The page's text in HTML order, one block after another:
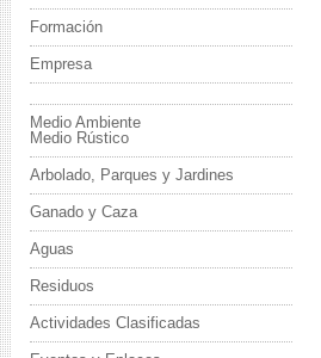
Formación
Empresa
Medio Ambiente
Medio Rústico
Arbolado, Parques y Jardines
Ganado y Caza
Aguas
Residuos
Actividades Clasificadas